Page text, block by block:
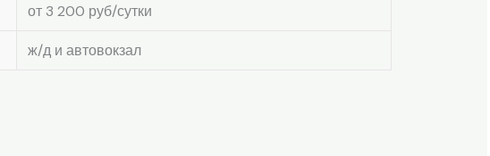
от 3 200 руб/сутки
ж/д и автовокзал